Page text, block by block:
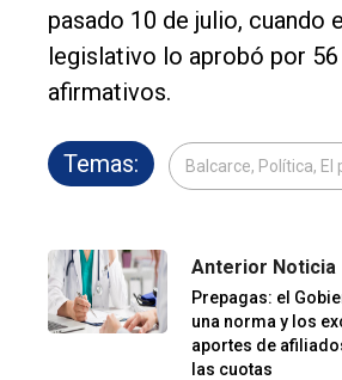
pasado 10 de julio, cuando
legislativo lo aprobó por
afirmativos.
Temas: Balcarce, Política, El
Anterior Noticia
Prepagas: el
una norma y los
aportes de
las cuotas